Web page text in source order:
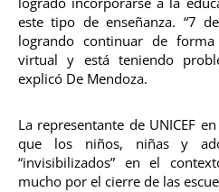
este tipo de enseñanza. “7
logrando continuar de
virtual y está teniendo
explicó De Mendoza.
La representante de UNICEF
que los niños, niñas y
“invisibilizados” en el
mucho por el cierre de las